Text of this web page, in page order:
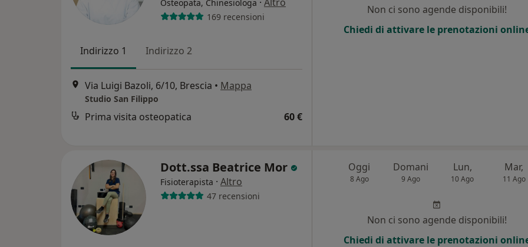
Osteopata, Chinesiologa
169 recensioni
Indirizzo 1 Indirizzo 2
Via Luigi Bazoli, 6/10, Brescia • Mappa
Studio San Filippo
Prima visita osteopatica 60 €
Non ci sono agende disponibili!
Chiedi di attivare le prenotazioni
Dott.ssa Beatrice Mor
Fisioterapista · Altro
47 recensioni
Oggi
8 Ago
Domani
9 Ago
Lun,
10 Ago
Mar,
11 Ago
Non ci sono agende disponibili!
Chiedi di attivare le prenotazioni